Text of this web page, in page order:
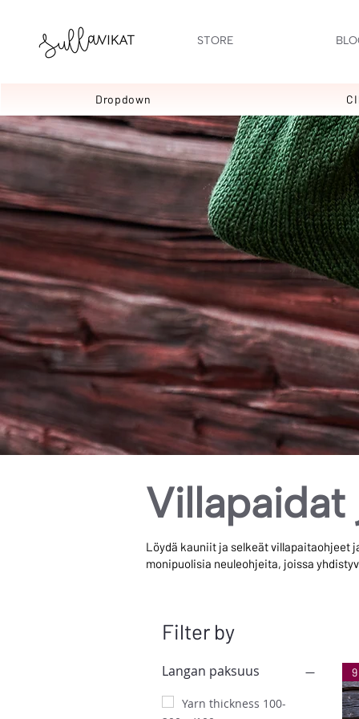
STORE
Dropdown
Löydä kauniit ja selkeät villapaitaohjeet
monipuolisia neuleohjeita, joissa
Filter by
Langan paksuus
Yarn thickness 100-